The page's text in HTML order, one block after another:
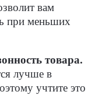
вам
при меньших
товара.
лучше в
учтите это